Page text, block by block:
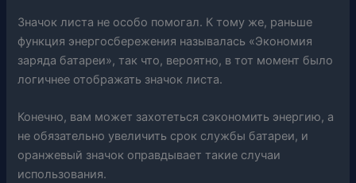
Значок листа не особо помогал. К тому же, раньше
функция энергосбережения называлась «Экономия
заряда батареи», так что, вероятно, в тот момент было
логичнее отображать значок листа.
Конечно, вам может захотеться сэкономить энергию, а
не обязательно увеличить срок службы батареи, и
оранжевый значок оправдывает такие случаи
использования.